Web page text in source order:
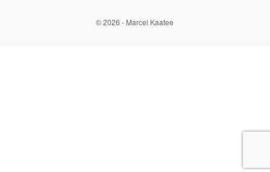
© 2026 - Marcel Kaatee